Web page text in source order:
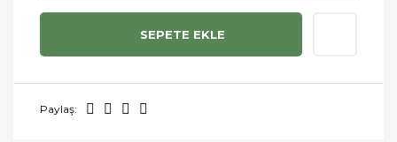
SEPETE EKLE
Paylaş: